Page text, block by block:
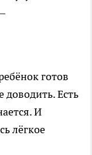
готов
доводить. Есть
И
лёгкое